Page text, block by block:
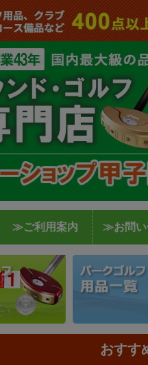
≫ご利用案内 ≫お問い
おすす